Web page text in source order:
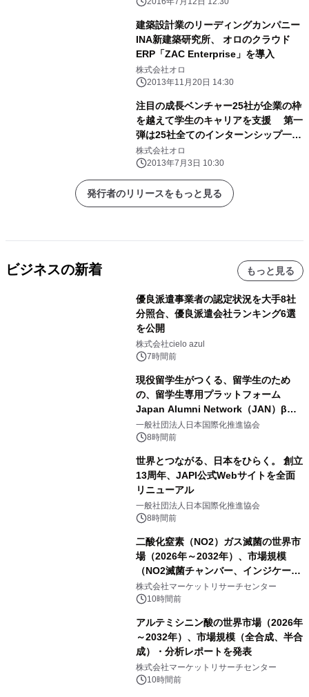
建築設計業のリーディングカンパニー
INA新建築研究所、 オロのクラウド
ERP「ZAC Enterprise」を導入
株式会社オロ
2013年11月20日 14:30
注目の成長ベンチャー25社が企業の枠
を越えて学生のキャリアを支援 第一
弾は25社全てのインターンシップ一次
選考を特別パスできる合同選考会 7
月13日(土)『VENTURE'S LIVE -
Summer Internship 2013 -』開催
株式会社オロ
2013年7月3日 10:30
発行者のリリースをもっと見る
ビジネスの新着 もっと見る
優良派遣事業者の認定状況を大手8社
分照合、優良派遣会社ランキング6選
を公開
株式会社cielo azul
7時間前
現役留学生がつくる、留学生のため
の、留学生専用プラットフォーム
Japan Alumni Network（JAN）β版
をリリース
一般社団法人日本国際化推進協会
8時間前
世界とつながる、日本をひらく。 創立
13周年、JAPI公式Webサイトを全面
リニューアル
一般社団法人日本国際化推進協会
8時間前
二酸化窒素（NO2）ガス滅菌の世界市
場（2026年～2032年）、市場規模
（NO2滅菌チャンバー、インジケータ
ーおよびモニタリングシステム、その
他）・分析レポートを発表
株式会社マーケットリサーチセンター
10時間前
アルテミシニン酸の世界市場（2026年
～2032年）、市場規模（全合成、半合
成）・分析レポートを発表
株式会社マーケットリサーチセンター
10時間前